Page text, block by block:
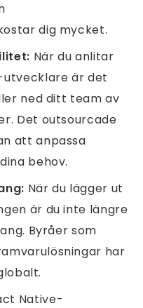
dig mycket.
När du anlitar
är det
ned ditt team av
Det outsourcade
att anpassa
behov.
När du lägger ut
är du inte längre
Byråer som
har
Native-